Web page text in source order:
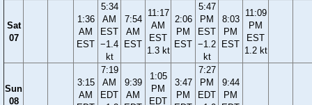
Sat
07
1:36
AM
EST
5:34
AM
EST
−1.4
kt
7:54
AM
EST
11:17
AM
EST
1.3 kt
2:06
PM
EST
5:47
PM
EST
−1.2
kt
8:03
PM
EST
11:09
PM
EST
1.2 kt
Sun
08
3:15
AM
7:19
AM
EDT
9:39
AM
1:05
PM
EDT
3:47
PM
7:27
PM
EDT
9:44
PM